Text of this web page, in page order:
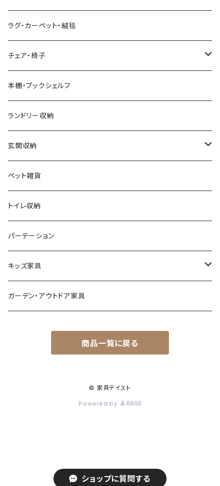
ショップに質問する
ボタニカル
モダン
カントリー
アンティーク
ヨーロピアン
モノトーン
ナチュラル
シンプル
スタイリッシュ
レトロ
オットマン
電動リクライニングソファ
寝具
カート
ディスプレイラック
ミラー・姿見
ハンガーラック・ポールハンガー
ダストボックス
ハンキングラック
プランター用品
クッション
その他
ラグ・カーペット・絨毯
チェア・椅子
スツール
カウンターチェア
デザイナーズチェア
ダイニングチェア
オフィスチェア
パーソナルチェア
フォールディングチェア
玄関・エントランスチェア
本棚・ブックシェルフ
ランドリー収納
玄関収納
シューズラック・シューズボックス
傘立て
その他
ペット雑貨
トイレ収納
パーテーション
キッズ家具
プレイマット
ガーデン・アウトドア家具
商品一覧に戻る
© 家具テイスト
Powered by